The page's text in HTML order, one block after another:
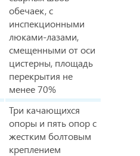
обечаек, с
инспекционными
люками-лазами,
смещенными от оси
цистерны, площадь
перекрытия не
менее 70%
Три качающихся
опоры и пять опор с
жестким болтовым
креплением